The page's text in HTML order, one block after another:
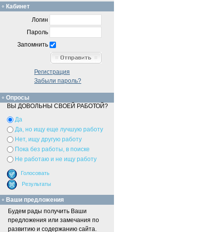
Кабинет
Логин
Пароль
Запомнить
Регистрация
Забыли пароль?
Опросы
ВЫ ДОВОЛЬНЫ СВОЕЙ РАБОТОЙ?
Да
Да, но ищу еще лучшую работу
Нет, ищу другую работу
Пока без работы, в поиске
Не работаю и не ищу работу
Ваши предложения
Будем рады получить Ваши
предложения или замечания по
развитию и содержанию сайта.